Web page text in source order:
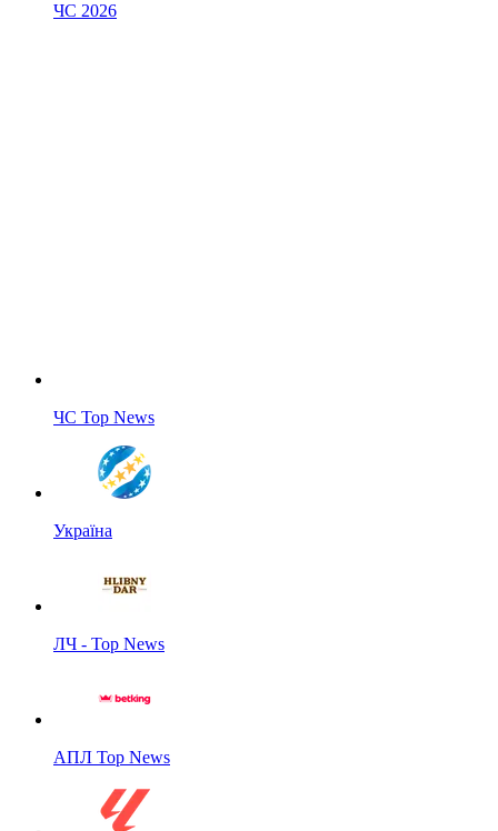
ЧС 2026
ЧС Top News
Україна
ЛЧ - Top News
АПЛ Top News